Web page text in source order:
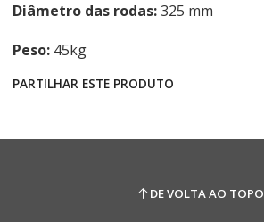
Diâmetro das rodas:325 mm
Peso:45kg
PARTILHAR ESTE PRODUTO
DE VOLTA AO TOPO